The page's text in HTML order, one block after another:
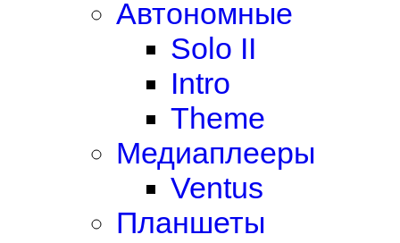
Автономные
Solo II
Intro
Theme
Медиаплееры
Ventus
Планшеты